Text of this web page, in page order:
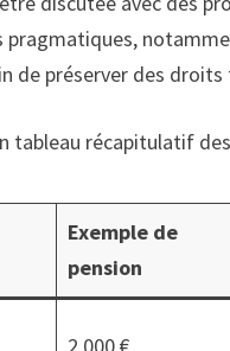
pragmatiques,
de préserver des
tableau récapitulatif
Exemple de
pension
2 000 €